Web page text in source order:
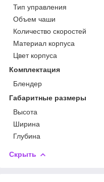
Тип управления
Объем чаши
Количество скоростей
Материал корпуса
Цвет корпуса
Комплектация
Блендер
Габаритные размеры
Высота
Ширина
Глубина
Скрыть